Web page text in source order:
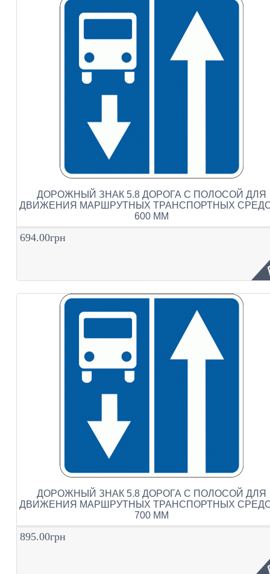
ДОРОЖНЫЙ ЗНАК 5.8 ДОРОГА С ПОЛОСОЙ ДЛЯ
ДВИЖЕНИЯ МАРШРУТНЫХ ТРАНСПОРТНЫХ
600 ММ
694.00грн
ДОРОЖНЫЙ ЗНАК 5.8 ДОРОГА С ПОЛОСОЙ ДЛЯ
ДВИЖЕНИЯ МАРШРУТНЫХ ТРАНСПОРТНЫХ
700 ММ
895.00грн